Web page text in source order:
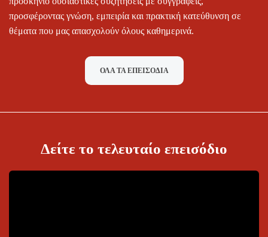
προσφέροντας γνώση, εμπειρία και πρακτική κατεύθυνση σε
θέματα που μας απασχολούν όλους καθημερινά.
ΌΛΑ ΤΑ ΕΠΕΙΣΌΔΙΑ
Δείτε το τελευταίο επεισόδιο